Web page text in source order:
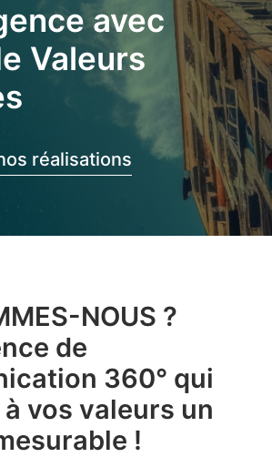
avec
Valeurs
réalisations
NOUS ?
de
360° qui
vos valeurs un
!